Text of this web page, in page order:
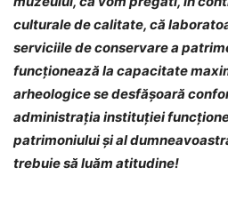
culturale de calitate, că
serviciile de conservare a
funcționează la capacitate
arheologice se desfășoară
administrația instituției
patrimoniului și al
trebuie să luăm atitudine!